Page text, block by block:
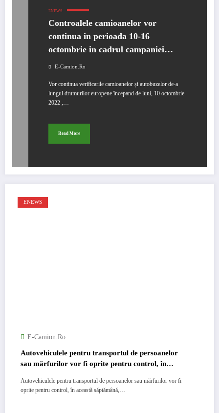
ENEWS
Controalele camioanelor vor
continua in perioada 10-16
octombrie in cadrul campaniei
Truck&Bus
E-Camion.ro
Vor continua verificarile camioanelor și autobuzelor de-a
lungul drumurilor europene începand de luni, 10 octombrie
2022 ,…
Read More
ENEWS
E-Camion.ro
Autovehiculele pentru transportul de persoanelor
sau mărfurilor vor fi oprite pentru control, în
Autovehiculele pentru transportul de persoanelor sau mărfurilor vor fi
oprite pentru control, în această săptămână,…